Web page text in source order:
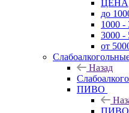
ЦЕНА
до
1000 -
3000 -
от
Назад
ПИВО
ПИВО